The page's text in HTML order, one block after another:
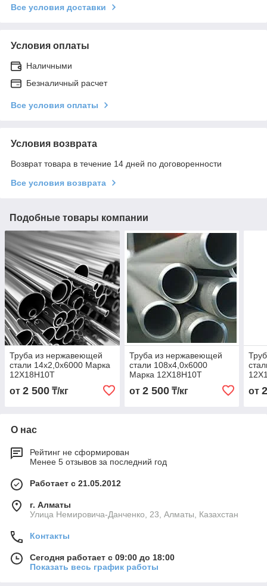
Все условия доставки
Условия оплаты
Наличными
Безналичный расчет
Все условия оплаты
Условия возврата
Возврат товара в течение 14 дней по договоренности
Все условия возврата
Подобные товары компании
Труба из нержавеющей
стали 14х2,0х6000 Марка
12Х18Н10Т
от 2 500 ₸/кг
Труба из нержавеющей
стали 108х4,0х6000
Марка 12Х18Н10Т
от 2 500₸/кг от
О нас
Рейтинг не сформирован
Менее 5 отзывов за последний год
Работает с 21.05.2012
г. Алматы
Улица Немировича-Данченко, 23, Алматы, Казахстан
Контакты
Сегодня работает с 09:00 до 18:00
Показать весь график работы